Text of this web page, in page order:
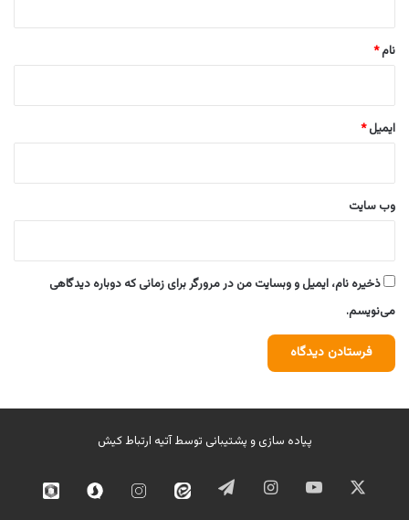
نام*
ایمیل*
وب‌ سایت
ذخیره نام، ایمیل و وبسایت من در مرورگر برای زمانی که دوباره دیدگاهی
می‌نویسم.
پیاده سازی و پشتیبانی توسطآتیه ارتباط کیش
ایکس یوتیوب اینستاگرامتلگرام ایتا اینستاگرامسروش